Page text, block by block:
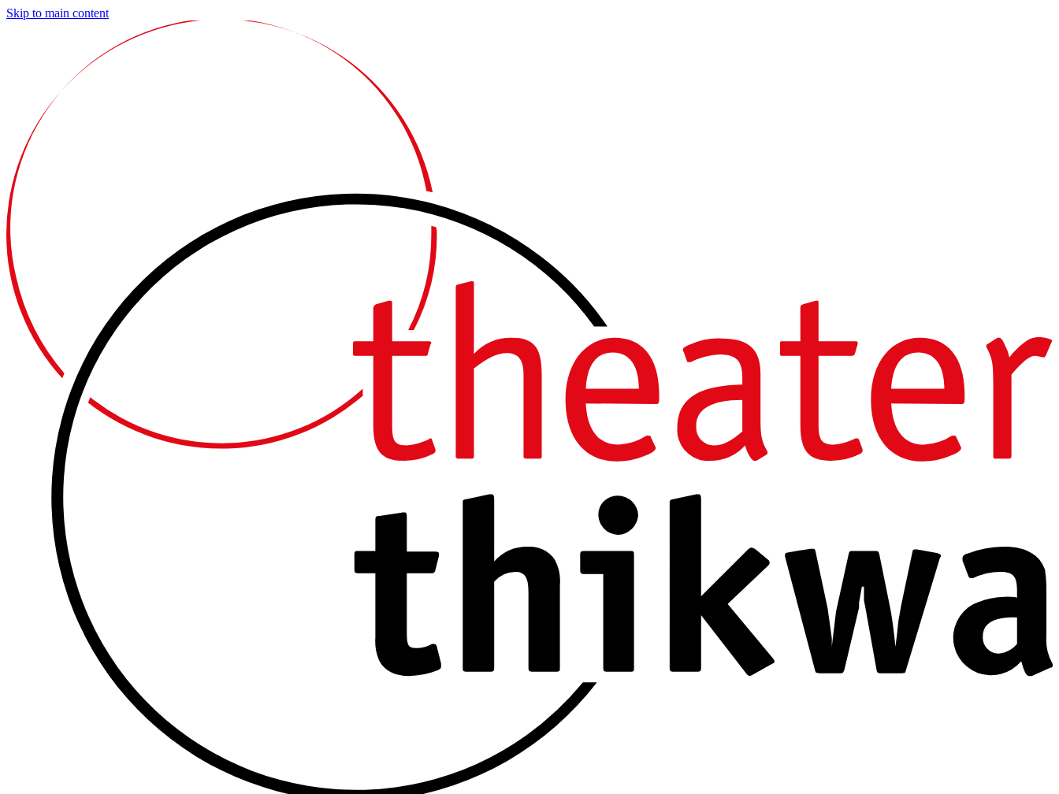
Skip to main content